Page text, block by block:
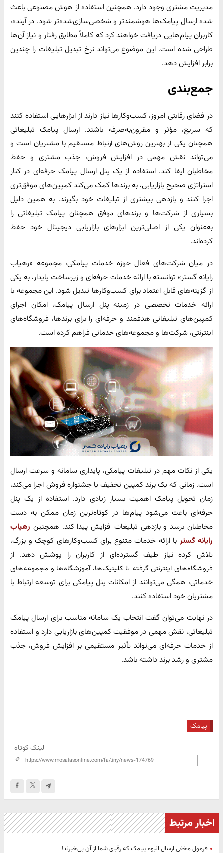
مدیریت مشتری وجود دارد. همچنین استفاده از هوش مصنوعی باعث
شده ارسال پیامک‌ها هوشمندتر و شخصی‌سازی‌شده‌تر شود. در آینده،
کاربران پیام‌هایی دریافت خواهند کرد که کاملاً مطابق رفتار و نیاز آن‌ها
طراحی شده است. این موضوع می‌تواند نرخ تبدیل تبلیغات را چندین
برابر افزایش دهد.
جمع‌بندی
در فضای رقابتی امروز، کسب‌وکارها نیاز دارند از ابزارهایی استفاده کنند
که سریع، مؤثر و مقرون‌به‌صرفه باشند. ارسال پیامک تبلیغاتی
همچنان یکی از بهترین روش‌های ارتباط مستقیم با مشتریان است و
می‌تواند نقش مهمی در افزایش فروش، جذب مشتری و حفظ
مخاطبان ایفا کند. استفاده از یک پنل ارسال پیامک حرفه‌ای در کنار
استراتژی صحیح بازاریابی، به برندها کمک می‌کند کمپین‌های موفق‌تری
اجرا کنند و بازدهی بیشتری از تبلیغات خود بگیرند. به همین دلیل
بسیاری از شرکت‌ها و برندهای موفق همچنان پیامک تبلیغاتی را
به‌عنوان یکی از اصلی‌ترین ابزارهای بازاریابی دیجیتال خود حفظ
کرده‌اند.
در میان شرکت‌های فعال حوزه خدمات پیامکی، مجموعه «رهیاب
رایانه گستر» توانسته با ارائه خدمات حرفه‌ای و زیرساخت پایدار، به یکی
از گزینه‌های قابل اعتماد برای کسب‌وکارها تبدیل شود. این مجموعه با
ارائه خدمات تخصصی در زمینه پنل ارسال پیامک، امکان اجرای
کمپین‌های تبلیغاتی هدفمند و حرفه‌ای را برای برندها، فروشگاه‌های
اینترنتی، شرکت‌ها و مجموعه‌های خدماتی فراهم کرده است.
یکی از نکات مهم در تبلیغات پیامکی، پایداری سامانه و سرعت ارسال
است. زمانی که یک برند کمپین تخفیف یا جشنواره فروش اجرا می‌کند،
زمان تحویل پیامک اهمیت بسیار زیادی دارد. استفاده از یک پنل
حرفه‌ای باعث می‌شود پیام‌ها در کوتاه‌ترین زمان ممکن به دست
مخاطبان برسد و بازدهی تبلیغات افزایش پیدا کند. همچنین رهیاب
رایانه گستربا ارائه خدمات متنوع برای کسب‌وکارهای کوچک و بزرگ،
تلاش کرده نیاز طیف گسترده‌ای از کاربران را پوشش دهد. از
فروشگاه‌های اینترنتی گرفته تا کلینیک‌ها، آموزشگاه‌ها و مجموعه‌های
خدماتی، همگی می‌توانند از امکانات پنل پیامکی برای توسعه ارتباط با
مشتریان خود استفاده کنند.
در نهایت می‌توان گفت انتخاب یک سامانه مناسب برای ارسال پیامک
تبلیغاتی، نقش مهمی در موفقیت کمپین‌های بازاریابی دارد و استفاده
از خدمات حرفه‌ای می‌تواند تأثیر مستقیمی بر افزایش فروش، جذب
مشتری و رشد برند داشته باشد.
پیامک
لینک کوتاه
اخبار مرتبط
فرمول مخفی ارسال انبوه پیامک که رقبای شما از آن بی‌خبرند!